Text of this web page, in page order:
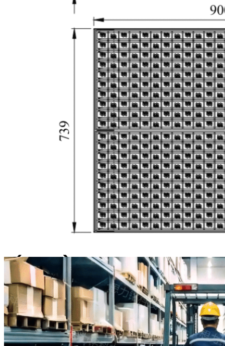
Система
вилочных
погрузчиков,
тележек и
автоматических
транспортных
средств
(AGV)
MS-WDR902
Когда по площадке проезжают
вилочные погрузчики, тележки